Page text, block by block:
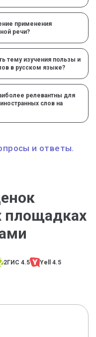
применения
речи?
тему изучения пользы и
в русском языке?
релевантны для
слов на
и ответы.
площадках
2ГИС 4.5 Yell 4.5